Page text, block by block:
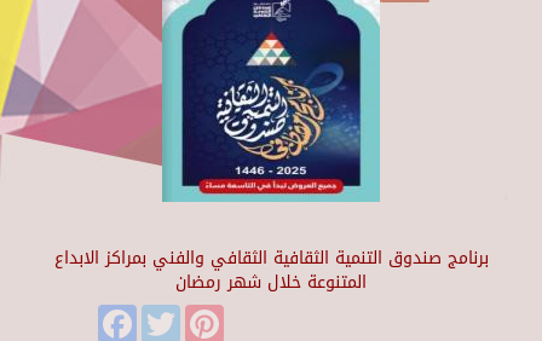
برنامج صندوق التنمية الثقافية الثقافي والفني بمراكز الابداع
المتنوعة خلال شهر رمضان
FacebookTwitter